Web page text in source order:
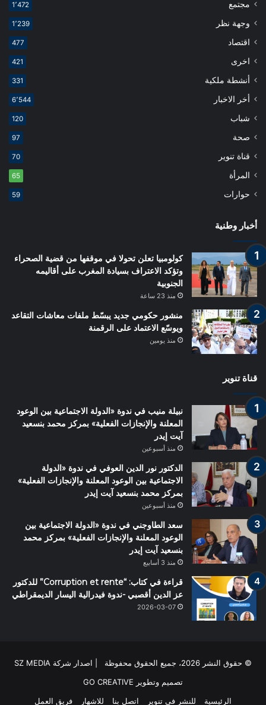
مجتمع 1٬472
وجهة نظر 1٬239
اقتصاد 477
اخرى 421
أنشطة ملكية 331
أخر الاخبار 6٬544
شباب 120
صحة 97
قناة تنوير 70
المرأة 65
حوارات 59
أخبار وطنية
كولومبيا تعلن تحولا في موقفها من قضية الصحراء
وتؤكد الاعتراف بسيادة المغرب على أقاليمه
الجنوبية
منذ 23 ساعة
منشور حكومي جديد يبسّط ملفات معاشات التقاعد
ويوسّع الاعتماد على الرقمنة
منذ يومين
قناة تنوير
نبيلة منيب في ندوة «الدولة الاجتماعية بين الوعود
المعلنة والإنجازات الفعلية» بمركز محمد بنسعيد
آيت إيدر
منذ أسبوعين
الدكتور نور الدين العوفي في ندوة «الدولة
الاجتماعية بين الوعود المعلنة والإنجازات الفعلية»
بمركز محمد بنسعيد آيت إيدر
منذ أسبوعين
سعد الطاوجني في ندوة «الدولة الاجتماعية بين
الوعود المعلنة والإنجازات الفعلية» بمركز محمد
بنسعيد آيت إيدر
منذ 3 أسابيع
قراءة في كتاب: “Corruption et rente” للدكتور
عز الدين أقصبي -ندوة فيدرالية اليسار الديمقراطي
2026-03-07
© حقوق النشر 2026، جميع الحقوق محفوظة | اصدار شركة SZ MEDIA
تصميم وتطوير GO CREATIVE
الرئيسية
للنشر في تنوير اتصل بنا للاشهار فريق العمل